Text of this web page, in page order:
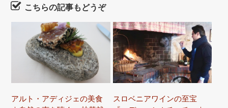
こちらの記事もどうぞ
アルト・アディジェの美食
スロベニアワインの至宝